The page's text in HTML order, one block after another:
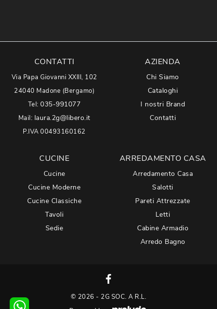
CONTATTI
Via Papa Giovanni XXIII, 102
24040 Madone (Bergamo)
Tel:035-991077
Mail: laura.2g@libero.it
P.IVA 00493160162
AZIENDA
Chi Siamo
Cataloghi
I nostri Brand
Contatti
CUCINE
Cucine
Cucine Moderne
Cucine Classiche
Tavoli
Sedie
ARREDAMENTO CASA
Arredamento Casa
Salotti
Pareti Attrezzate
Letti
Cabine Armadio
Arredo Bagno
© 2026 - 2G SOC. A R.L.